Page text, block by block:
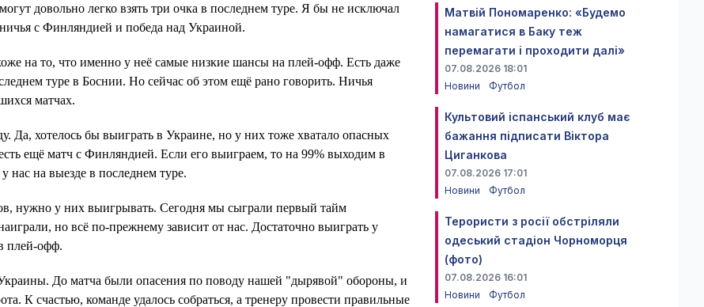
довольно легко взять три очка в последнем туре. Я бы не исключал
ничья с Финляндией и победа над Украиной.
на то, что именно у неё самые низкие шансы на плей-офф. Есть даже
туре в Боснии. Но сейчас об этом ещё рано говорить. Ничья
матчах.
Да, хотелось бы выиграть в Украине, но у них тоже хватало опасных
ещё матч с Финляндией. Если его выиграем, то на 99% выходим в
на выезде в последнем туре.
нужно у них выигрывать. Сегодня мы сыграли первый тайм
но всё по-прежнему зависит от нас. Достаточно выиграть у
плей-офф.
До матча были опасения по поводу нашей "дырявой" обороны, и
К счастью, команде удалось собраться, а тренеру провести правильные
Матвій Пономаренко: «Будемо
намагатися в Баку теж
перемагати і проходити далі»
07.08.2026 18:01
Новини
Футбол
Культовий іспанський клуб має
бажання підписати Віктора
Циганкова
07.08.2026 17:01
Новини
Футбол
Терористи з росії обстріляли
одеський стадіон Чорноморця
(фото)
07.08.2026 16:01
Новини
Футбол